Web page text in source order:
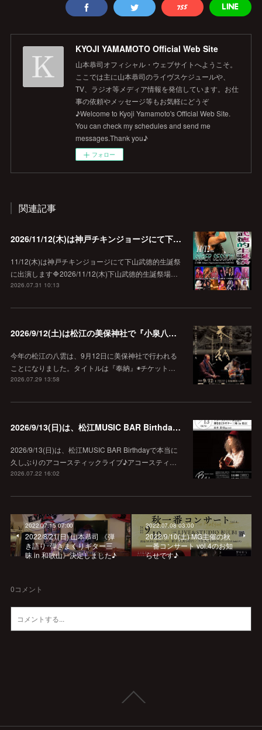
KYOJI YAMAMOTO Official Web Site
山本恭司オフィシャル・ウェブサイトへようこそ。
ここでは主に山本恭司のライヴスケジュールや、
TV、ラジオ等メディア情報を発信しています。お仕
事の依頼やメッセージ等もお気軽にどうぞ
♪Welcome to Kyoji Yamamoto's Official Web Site.
You can check my schedules and send me
messages.Thank you♪
フォロー
関連記事
2026/11/12(木)は神戸チキンジョージにて下山武徳的生誕祭に出演します♪
11/12(木)は神戸チキンジョージにて下山武徳的生誕祭
に出演します🔷2026/11/12(木)下山武徳的生誕祭場…
2026.07.31 10:13
2026/9/12(土)は松江の美保神社で『小泉八雲朗読のしらべ』
今年の松江の八雲は、9月12日に美保神社で行われる
ことになりました。タイトルは『奉納』◉チケット…
2026.07.29 13:58
2026/9/13(日)は、松江MUSIC BAR Birthdayでアコースティック弾き語り弾きまくりギター三昧♪
2026/9/13(日)は、松江MUSIC BAR Birthdayで本当に
久しぶりのアコースティックライブ♪アコースティ…
2026.07.22 16:02
2022.07.15 07:00
2022/8/21(日) 山本恭司 《弾
き語り･弾きまくりギター三
昧 in 和歌山》決定しました♪
2022.07.08 03:00
2022/9/10(土) MG主催の秋
一番コンサート vol.4のお知
らせです♪
0コメント